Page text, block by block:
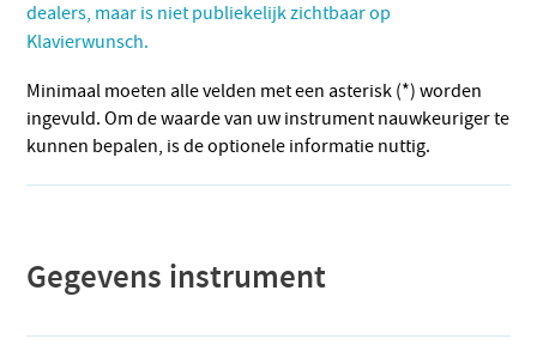
dealers, maar is niet publiekelijk zichtbaar op
Klavierwunsch.
Minimaal moeten alle velden met een asterisk (*) worden
ingevuld. Om de waarde van uw instrument nauwkeuriger te
kunnen bepalen, is de optionele informatie nuttig.
Gegevens instrument